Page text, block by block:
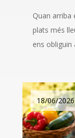
Quan arriba
plats més
ens obliguin
18/06/2026